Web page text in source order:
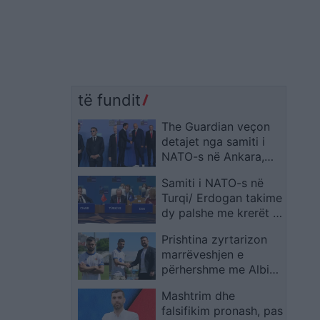
të fundit
The Guardian veçon
detajet nga samiti i
NATO-s në Ankara,
Macron te atletet e
bardha të Ramës
Samiti i NATO-s në
Turqi/ Erdogan takime
dy palshe me krerët e
Armëpushimi me
Teheranin ka
përfunduar
Prishtina zyrtarizon
marrëveshjen e
përhershme me Albin
Mashtrim dhe
falsifikim pronash, pas